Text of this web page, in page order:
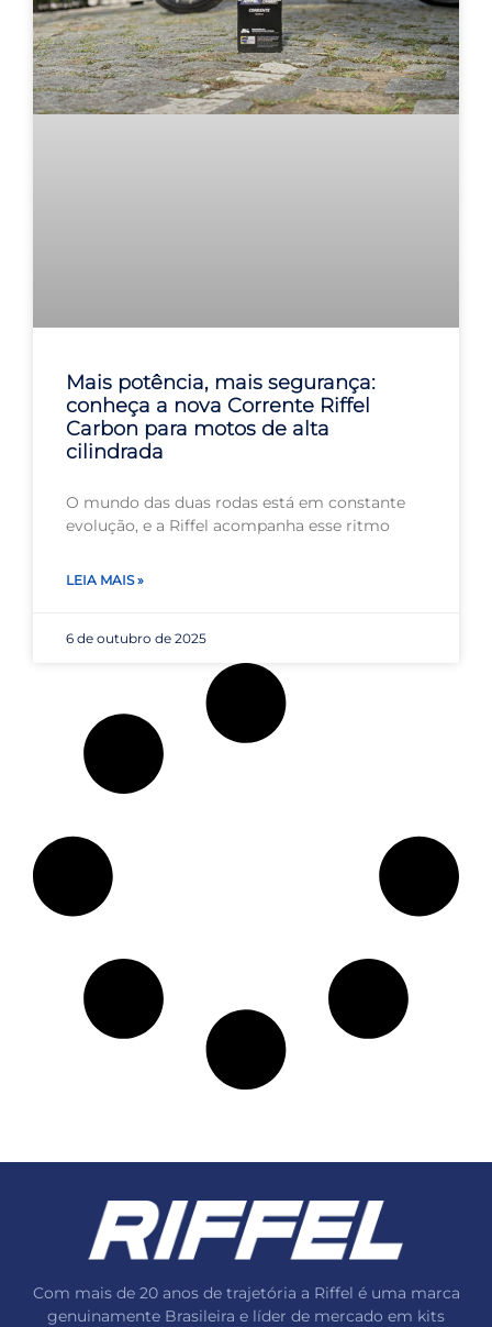
Mais potência, mais segurança:
conheça a nova Corrente Riffel
Carbon para motos de alta
cilindrada
O mundo das duas rodas está em constante
evolução, e a Riffel acompanha esse ritmo
LEIA MAIS »
6 de outubro de 2025
Com mais de 20 anos de trajetória a Riffel é uma marca
genuinamente Brasileira e líder de mercado em kits